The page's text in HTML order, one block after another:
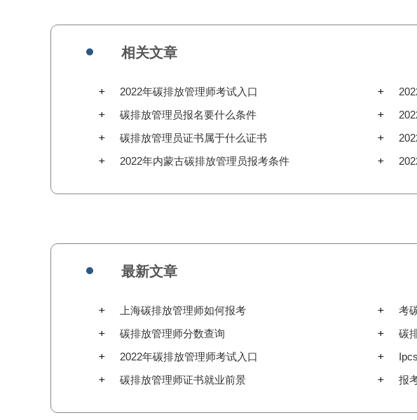
相关文章
2022年碳排放管理师考试入口
碳排放管理员报名要什么条件
碳排放管理员证书属于什么证书
2022年内蒙古碳排放管理员报考条件
最新文章
上海碳排放管理师如何报考
考
碳排放管理师分数查询
碳
2022年碳排放管理师考试入口
碳排放管理师证书就业前景
报